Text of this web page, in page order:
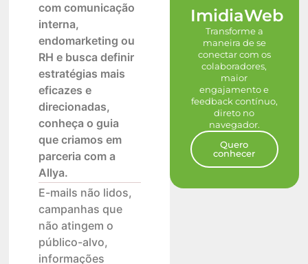
com comunicação
interna,
endomarketing ou
RH e busca definir
estratégias mais
eficazes e
direcionadas,
conheça o guia
que criamos em
parceria com a
Allya.
E-mails não lidos,
campanhas que
não atingem o
público-alvo,
informações
ImidiaWeb
Transforme a
maneira de se
conectar com os
colaboradores,
maior
engajamento e
feedback contínuo,
direto no
navegador.
Quero
conhecer